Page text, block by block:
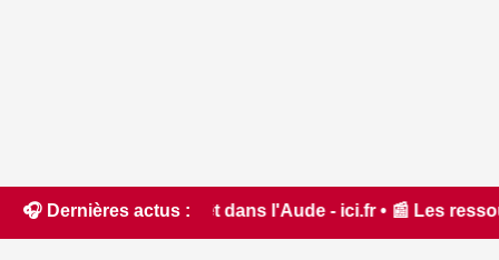
🎧 Dernières actus :
dans l'Aude - ici.fr • 📰 Les ressources en eau